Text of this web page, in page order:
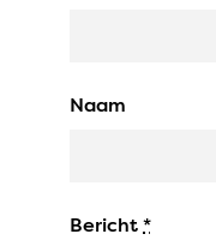
Naam
Bericht *